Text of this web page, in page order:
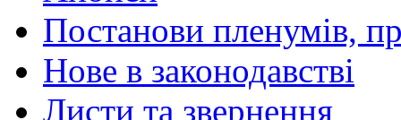
Постанови пленумів,
Нове в законодавстві
Листи та звернення